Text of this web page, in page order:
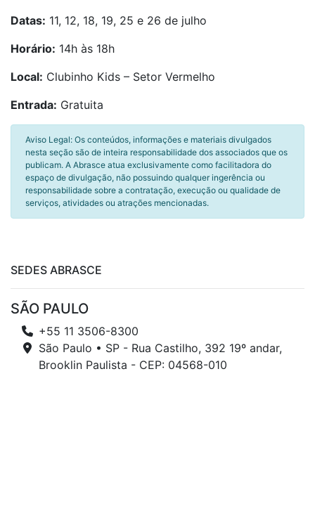
Datas: 11, 12, 18, 19, 25 e 26 de julho
Horário: 14h às 18h
Local: Clubinho Kids – Setor Vermelho
Entrada: Gratuita
Aviso Legal: Os conteúdos, informações e materiais divulgados
nesta seção são de inteira responsabilidade dos associados que os
publicam. A Abrasce atua exclusivamente como facilitadora do
espaço de divulgação, não possuindo qualquer ingerência ou
responsabilidade sobre a contratação, execução ou qualidade de
serviços, atividades ou atrações mencionadas.
SEDES ABRASCE
SÃO PAULO
+55 11 3506-8300
São Paulo • SP - Rua Castilho, 392 19º andar,
Brooklin Paulista - CEP: 04568-010